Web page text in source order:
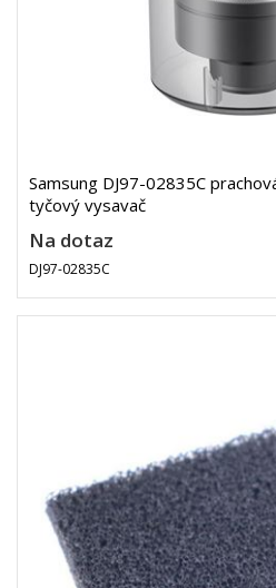
Samsung DJ97-02835C
tyčový vysavač
Na dotaz
DJ97-02835C